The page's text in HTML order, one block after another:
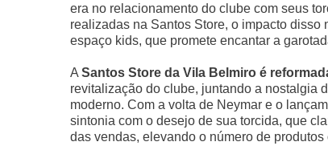
era no relacionamento do clube com seus
realizadas na Santos Store, o impacto
espaço kids, que promete encantar a
A Santos Store da Vila Belmiro é
revitalização do clube, juntando a nostalgia
moderno. Com a volta de Neymar e o
sintonia com o desejo de sua torcida, que
das vendas, elevando o número de